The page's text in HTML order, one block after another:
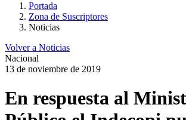
Portada
Zona de Suscriptores
Noticias
Volver a Noticias
Nacional
13 de noviembre de 2019
En respuesta al